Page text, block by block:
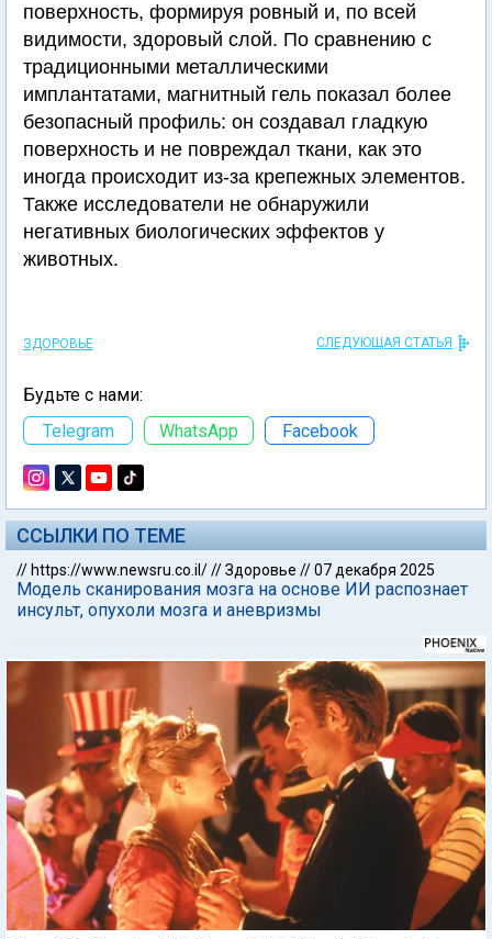
поверхность, формируя ровный и, по всей
видимости, здоровый слой. По сравнению с
традиционными металлическими
имплантатами, магнитный гель показал более
безопасный профиль: он создавал гладкую
поверхность и не повреждал ткани, как это
иногда происходит из-за крепежных элементов.
Также исследователи не обнаружили
негативных биологических эффектов у
животных.
ЗДОРОВЬЕ СЛЕДУЮЩАЯ СТАТЬЯ
Будьте с нами:
Telegram
WhatsApp Facebook
ССЫЛКИ ПО ТЕМЕ
// https://www.newsru.co.il///Здоровье //07 декабря 2025
Модель сканирования мозга на основе ИИ распознает
инсульт, опухоли мозга и аневризмы